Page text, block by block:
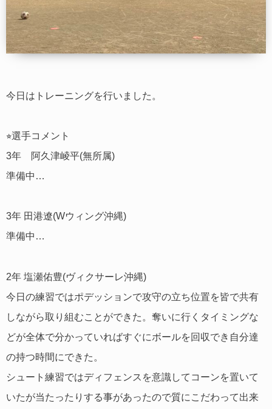
今日はトレーニングを行いました。
⭐︎選手コメント
3年 阿久津崚平(無所属)
準備中…
3年 田港遼(Wウィング沖縄)
準備中…
2年 塩瀬佑豊(ヴィクサーレ沖縄)
今日の練習ではポデッションで攻守の立ち位置を皆で共有
しながら取り組むことができた。奪いに行くタイミングな
どが全体で分かっていればすぐにボールを回収でき自分達
の持つ時間にできた。
シュート練習ではディフェンスを意識してコーンを置いて
いたが当たったりする事があったので質にこだわって出来